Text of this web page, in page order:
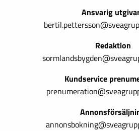
Ansvarig
Redaktion
Kundservice